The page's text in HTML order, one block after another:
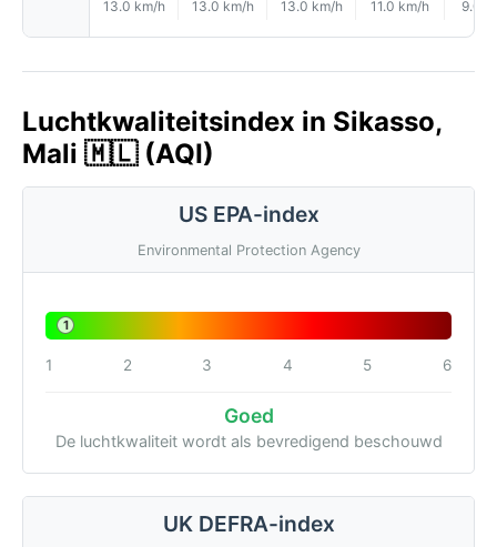
13.0 km/h 13.0 km/h 13.0 km/h 11.0 km/h 9.0
Luchtkwaliteitsindex in Sikasso,
Mali 🇲🇱 (AQI)
US EPA-index
Environmental Protection Agency
1
1 2 3 4 5 6
Goed
De luchtkwaliteit wordt als bevredigend beschouwd
UK DEFRA-index